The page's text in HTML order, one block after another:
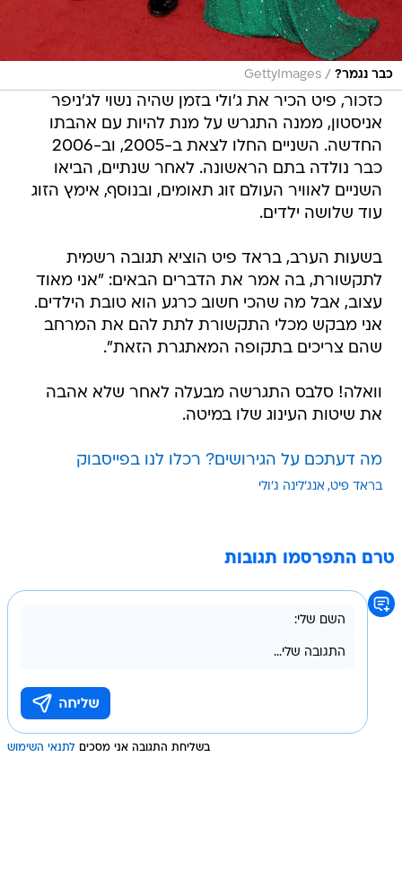
כבר נגמר? /
GettyImages
כזכור, פיט הכיר את ג'ולי בזמן שהיה נשוי לג'ניפר
אניסטון, ממנה התגרש על מנת להיות עם אהבתו
החדשה. השניים החלו לצאת ב-2005, וב-2006
כבר נולדה בתם הראשונה. לאחר שנתיים, הביאו
השניים לאוויר העולם זוג תאומים, ובנוסף, אימץ הזוג
עוד שלושה ילדים.
בשעות הערב, בראד פיט הוציא תגובה רשמית
לתקשורת, בה אמר את הדברים הבאים: "אני מאוד
עצוב, אבל מה שהכי חשוב כרגע הוא טובת הילדים.
אני מבקש מכלי התקשורת לתת להם את המרחב
שהם צריכים בתקופה המאתגרת הזאת".
וואלה! סלבס התגרשה מבעלה לאחר שלא אהבה
את שיטות העינוג שלו במיטה.
מה דעתכם על הגירושים? רכלו לנו בפייסבוק
בראד פיט אנג'לינה ג'ולי
טרם התפרסמו תגובות
בשליחת התגובה אני מסכים לתנאי השימוש